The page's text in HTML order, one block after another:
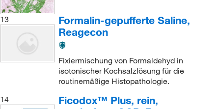
13
Formalin-gepufferte Saline,
Reagecon
Fixiermischung von Formaldehyd in
isotonischer Kochsalzlösung für die
routinemäßige Histopathologie.
14
Ficodox™ Plus, rein,